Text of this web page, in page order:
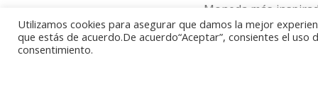
Moneda más
la polio.
Utilizamos cookies para asegurar que damos la mejor
que estás de acuerdo.De acuerdo“Aceptar”, consientes el
consentimiento.